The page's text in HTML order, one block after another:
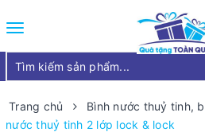
Toggle
Trang chủ Bình nước thuỷ tinh,
nước thuỷ tinh 2 lớp lock & lock